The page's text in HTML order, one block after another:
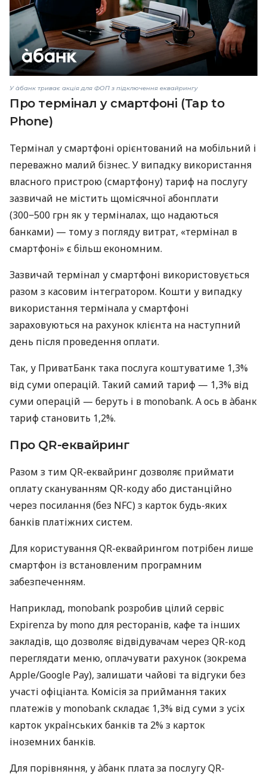
У àбанк триває акція для ФОП з підключення еквайрингу
Про термінал у смартфоні (Tap to
Phone)
Термінал у смартфоні орієнтований на мобільний і
переважно малий бізнес. У випадку використання
власного пристрою (смартфону) тариф на послугу
зазвичай не містить щомісячної абонплати
(300−500 грн як у терміналах, що надаються
банками) — тому з погляду витрат, «термінал в
смартфоні» є більш економним.
Зазвичай термінал у смартфоні використовується
разом з касовим інтегратором. Кошти у випадку
використання термінала у смартфоні
зараховуються на рахунок клієнта на наступний
день після проведення оплати.
Так, у ПриватБанк така послуга коштуватиме 1,3%
від суми операцій. Такий самий тариф — 1,3% від
суми операцій — беруть і в monobank. А ось в àбанк
тариф становить 1,2%.
Про QR-еквайринг
Разом з тим QR-еквайринг дозволяє приймати
оплату скануванням QR-коду або дистанційно
через посилання (без NFC) з карток будь-яких
банків платіжних систем.
Для користування QR-еквайрингом потрібен лише
смартфон із встановленим програмним
забезпеченням.
Наприклад, monobank розробив цілий сервіс
Expirenza by mono для ресторанів, кафе та інших
закладів, що дозволяє відвідувачам через QR-код
переглядати меню, оплачувати рахунок (зокрема
Apple/Google Pay), залишати чайові та відгуки без
участі офіціанта. Комісія за приймання таких
платежів у monobank складає 1,3% від суми з усіх
карток українських банків та 2% з карток
іноземних банків.
Для порівняння, у àбанк плата за послугу QR-